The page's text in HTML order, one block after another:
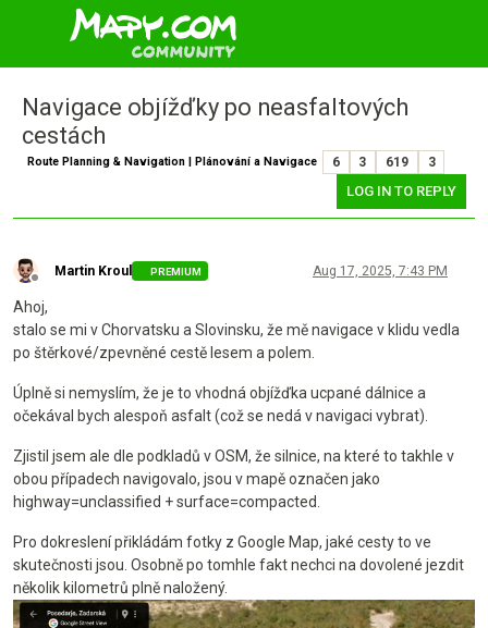
Navigace objížďky po neasfaltových
cestách
Route Planning & Navigation | Plánování a Navigace 6 3 619 3
LOG IN TO REPLY
Martin Kroul PREMIUM Aug 17, 2025, 7:43 PM
Ahoj,
stalo se mi v Chorvatsku a Slovinsku, že mě navigace v klidu vedla
po štěrkové/zpevněné cestě lesem a polem.
Úplně si nemyslím, že je to vhodná objížďka ucpané dálnice a
očekával bych alespoň asfalt (což se nedá v navigaci vybrat).
Zjistil jsem ale dle podkladů v OSM, že silnice, na které to takhle v
obou případech navigovalo, jsou v mapě označen jako
highway=unclassified + surface=compacted.
Pro dokreslení přikládám fotky z Google Map, jaké cesty to ve
skutečnosti jsou. Osobně po tomhle fakt nechci na dovolené jezdit
několik kilometrů plně naložený.